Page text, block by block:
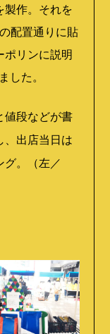
製作。それを
配置通りに貼
ポリンに説明
した。
段などが書
、出店当日は
グ。（左／